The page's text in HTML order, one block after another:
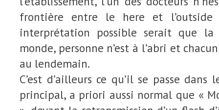
frontière entre le here et l’outside
interprétation possible serait que
monde, personne n’est à l’abri et
au lendemain.
C’est d’ailleurs ce qu’il se passe
principal, a priori aussi normal que «